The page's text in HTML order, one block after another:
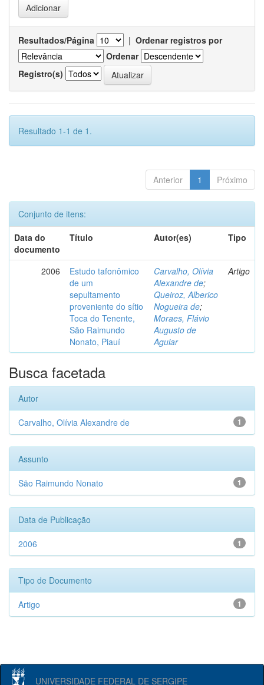
Resultados/Página | Ordenar registros por
Ordenar
Registro(s)
Resultado 1-1 de 1.
Anterior 1 Próximo
Conjunto de itens:
Data do
documento
Título Autor(es) Tipo
2006
Estudo tafonômico
de um
sepultamento
proveniente do sítio
Toca do Tenente,
São Raimundo
Nonato, Piauí
Carvalho, Olívia
Alexandre de;
Queiroz, Alberico
Nogueira de;
Moraes, Flávio
Augusto de
Aguiar
Artigo
Busca facetada
Autor
1
Carvalho, Olívia Alexandre de
Assunto
1
São Raimundo Nonato
Data de Publicação
1
2006
Tipo de Documento
1
Artigo
UNIVERSIDADE FEDERAL DE SERGIPE